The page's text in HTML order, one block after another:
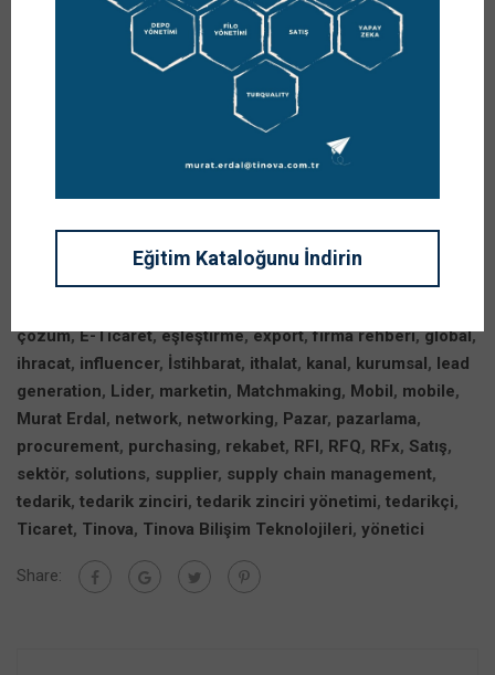
çözüm,E-Ticaret,eşleştirme,export,firma rehberi,global,
ihracat, influencer, İstihbarat, ithalat, kanal, kurumsal, lead
generation, Lider, marketin, Matchmaking, Mobil, mobile,
Murat Erdal, network, networking, Pazar, pazarlama,
procurement, purchasing, rekabet, RFI, RFQ, RFx, Satış,
sektör, solutions, supplier, supply chain management,
tedarik, tedarik zinciri, tedarik zinciri yönetimi, tedarikçi,
Ticaret, Tinova, Tinova Bilişim Teknolojileri, yönetici
Share:
Eğitim Kataloğunu İndirin